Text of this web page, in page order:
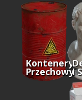
Kontenery I
I